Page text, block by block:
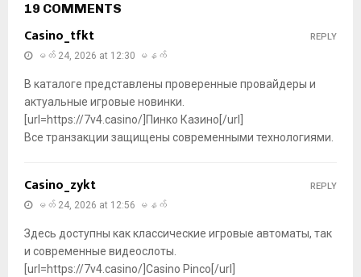
19 COMMENTS
Casino_tfkt
မတ် 24, 2026 at 12:30 မနက်
В каталоге представлены проверенные провайдеры и
актуальные игровые новинки.
[url=https://7v4.casino/]Пинко Казино[/url]
Все транзакции защищены современными технологиями.
REPLY
Casino_zykt
မတ် 24, 2026 at 12:56 မနက်
Здесь доступны как классические игровые автоматы, так
и современные видеослоты.
[url=https://7v4.casino/]Casino Pinco[/url]
REPLY